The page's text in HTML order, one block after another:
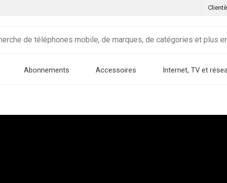
Abonnements Accessoires Internet, TV et